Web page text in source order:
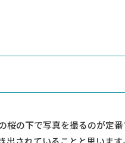
の下で写真を撮るのが定